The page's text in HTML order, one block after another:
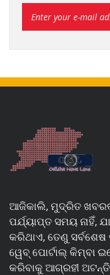
ଆଜିକାଲି, ମୁଦ୍ରିତ
ପର୍ଯ୍ୟାପ୍ତ ସମୟ ନାହିଁ,
କରିଥାଏ, ତେଣୁ ସର୍ବଶେଷ
ୱେବ୍ ପୋର୍ଟାଲ୍
କରିବାକୁ ଆଗ୍ରହୀ